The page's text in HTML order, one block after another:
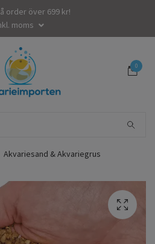
order över 699 kr!
moms
0
Akvariesand & Akvariegrus